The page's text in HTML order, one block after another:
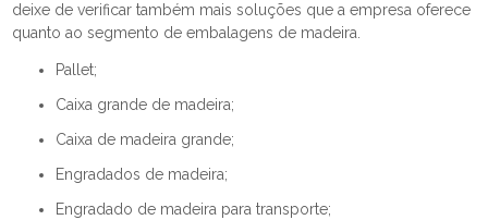
deixe de verificar também mais soluções que a empresa oferece
quanto ao segmento de embalagens de madeira.
pallet;
caixa grande de madeira;
caixa de madeira grande;
engradados de madeira;
engradado de madeira para transporte;